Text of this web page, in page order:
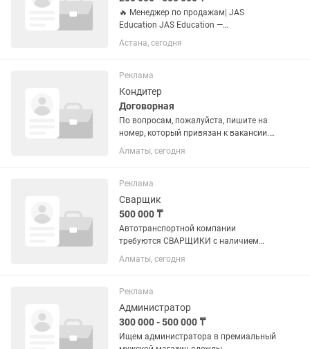
🔥 Менеджер по продажам| JAS
Education JAS Education —
образовательный центр, который
готовит школьников к ЕНТ и
мышление. Мы растём. Лидов много.
Нам нужны не...
Астана, сегодня
Реклама
Кондитер
Договорная
По вопросам, пожалуйста, пишите на
номер, который привязан к вакансии.
👉 О месте работы ASTORIA (Астория)
— это лицензированное казино,
туристической зоне игорных...
Алматы, сегодня
Реклама
Сварщик
500 000 ₸
Автотранспортной компании
требуются СВАРЩИКИ с наличием
подтверждающих документов по
профессии и с опытом работы по
АРГОНОМ (алюминий + нержавейка),
автотранспорт,...
Алматы, сегодня
Реклама
Администратор
300 000 - 500 000 ₸
Ищем администратора в премиальный